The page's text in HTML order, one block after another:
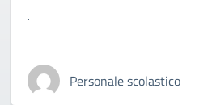
.
Personale scolastico